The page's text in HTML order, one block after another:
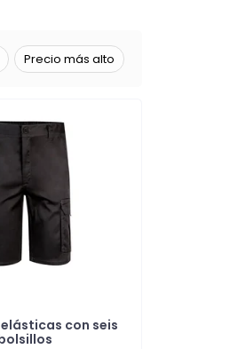
Precio más alto
con seis